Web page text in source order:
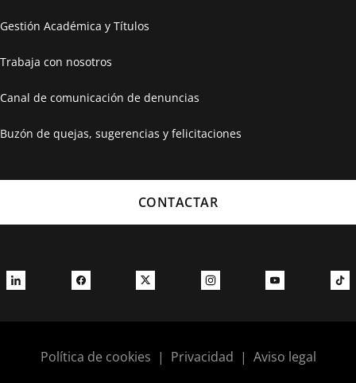
Gestión Académica y Títulos
Trabaja con nosotros
Canal de comunicación de denuncias
Buzón de quejas, sugerencias y felicitaciones
CONTACTAR
Política de cookies | Privacidad | Aviso legal